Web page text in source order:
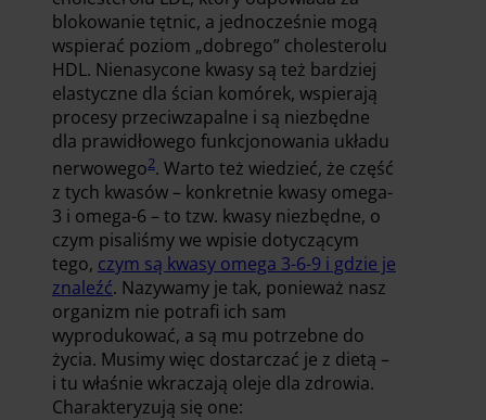
blokowanie tętnic, a jednocześnie mogą
wspierać poziom „dobrego” cholesterolu
HDL. Nienasycone kwasy są też bardziej
elastyczne dla ścian komórek, wspierają
procesy przeciwzapalne i są niezbędne
dla prawidłowego funkcjonowania układu
nerwowego2. Warto też wiedzieć, że część
z tych kwasów – konkretnie kwasy omega-
3 i omega-6 – to tzw. kwasy niezbędne, o
czym pisaliśmy we wpisie dotyczącym
tego, czym są kwasy omega 3-6-9 i gdzie je
znaleźć. Nazywamy je tak, ponieważ nasz
organizm nie potrafi ich sam
wyprodukować, a są mu potrzebne do
życia. Musimy więc dostarczać je z dietą –
i tu właśnie wkraczają oleje dla zdrowia.
Charakteryzują się one: